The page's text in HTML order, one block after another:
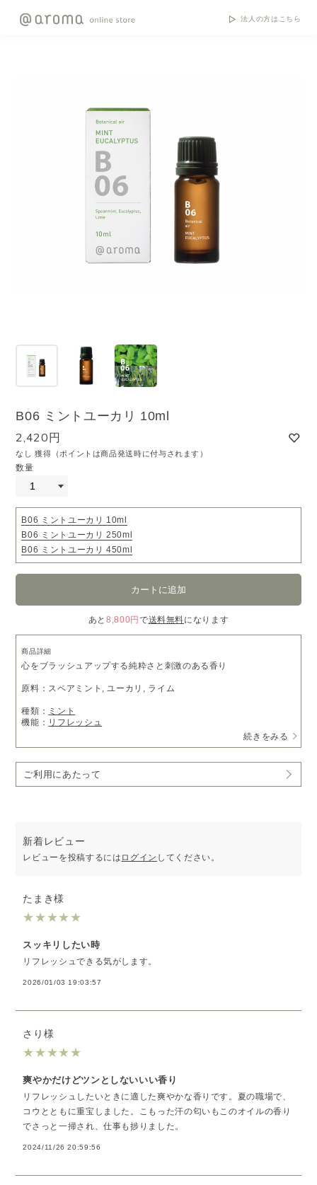
法人の方はこちら
B06 ミントユーカリ 10ml
2,420円
なし 獲得（ポイントは商品発送時に付与されます）
数量
B06 ミントユーカリ 10ml
B06 ミントユーカリ 250ml
B06 ミントユーカリ 450ml
あと8,800円 で送料無料になります
商品詳細
心をブラッシュアップする純粋さと刺激のある香り
原料：スペアミント, ユーカリ, ライム
種類： ミント
機能： リフレッシュ
※ピエゾディフューザー「ソロ」をご利用の方は、アロマオイルベ
続きをみる
ご利用にあたって
新着レビュー
レビューを投稿するには ログイン してください。
たまき様
★★★★★
スッキリしたい時
リフレッシュできる気がします。
2026/01/03 19:03:57
さり様
★★★★★
爽やかだけどツンとしないいい香り
リフレッシュしたいときに適した爽やかな香りです。夏の職場で、
コウとともに重宝しました。こもった汗の匂いもこのオイルの香り
でさっと一掃され、仕事も捗りました。
2024/11/26 20:59:56